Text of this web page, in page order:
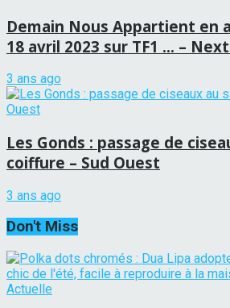
Demain Nous Appartient en
18 avril 2023 sur TF1 … –
3 ans ago
Les Gonds : passage de
coiffure – Sud Ouest
3 ans ago
Don't Miss